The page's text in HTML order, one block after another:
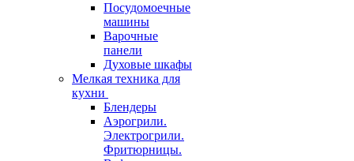
Посудомоечные
машины
Варочные
панели
Духовые шкафы
Мелкая техника для
кухни
Блендеры
Аэрогрили.
Электрогрили.
Фритюрницы.